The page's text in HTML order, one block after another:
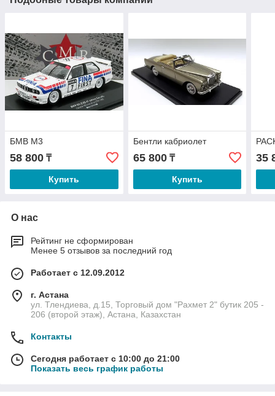
БМВ М3
58 800 ₸
Купить
Бентли кабриолет
65 800₸
Купить
35
О нас
Рейтинг не сформирован
Менее 5 отзывов за последний год
Работает с 12.09.2012
г. Астана
ул. Тлендиева, д.15, Торговый дом "Рахмет 2" бутик 205 -
206 (второй этаж), Астана, Казахстан
Контакты
Сегодня работает с 10:00 до 21:00
Показать весь график работы